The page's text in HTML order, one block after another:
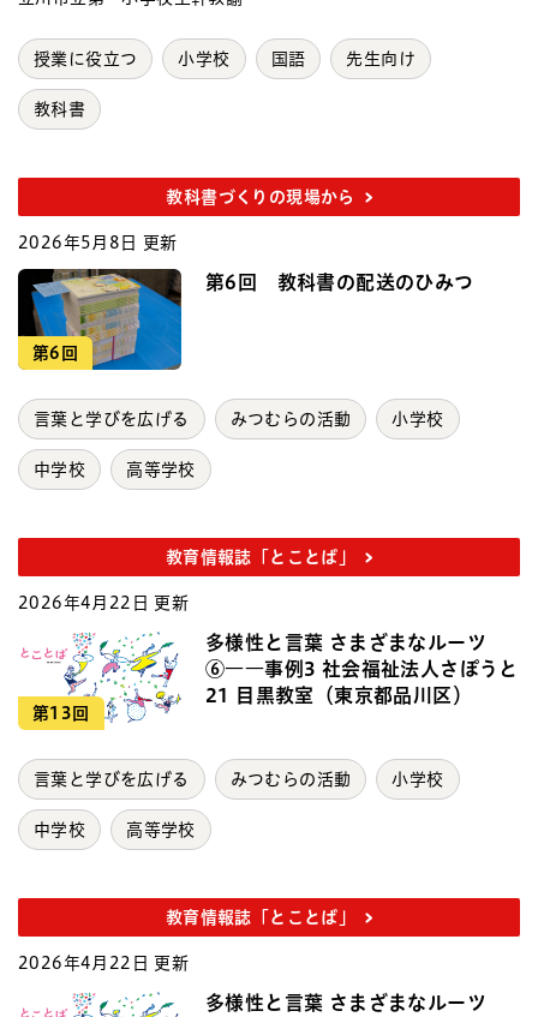
授業に役立つ 小学校 国語 先生向け
教科書
教科書づくりの現場から
2026年5月8日 更新
第6回
第6回 教科書の配送のひみつ
言葉と学びを広げる みつむらの活動 小学校
中学校 高等学校
教育情報誌「とことば」
2026年4月22日 更新
第13回
多様性と言葉 さまざまなルーツ
⑥――事例3 社会福祉法人さぽうと
21 目黒教室（東京都品川区）
言葉と学びを広げる みつむらの活動 小学校
中学校 高等学校
教育情報誌「とことば」
2026年4月22日 更新
多様性と言葉 さまざまなルーツ